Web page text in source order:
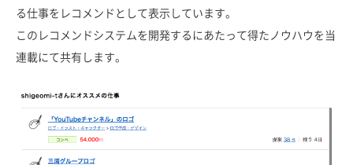
る仕事をレコメンドとして表示しています。
このレコメンドシステムを開発するにあたって得たノウハウを当
連載にて共有します。